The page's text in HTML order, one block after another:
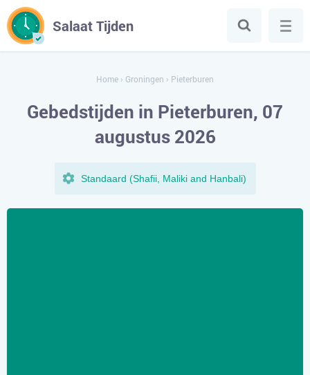
Salaat Tijden
Home › Groningen › Pieterburen
Gebedstijden in Pieterburen, 07
augustus 2026
Standaard (Shafii, Maliki and Hanbali)